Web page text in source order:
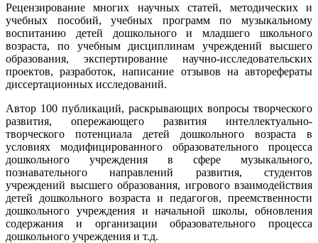
Рецензирование многих научных статей, методических и
учебных пособий, учебных программ по музыкальному
воспитанию детей дошкольного и младшего школьного
возраста, по учебным дисциплинам учреждений высшего
образования, экспертирование научно-исследовательских
проектов, разработок, написание отзывов на авторефераты
диссертационных исследований.
Автор 100 публикаций, раскрывающих вопросы творческого
развития, опережающего развития интеллектуально-
творческого потенциала детей дошкольного возраста в
условиях модифицированного образовательного процесса
дошкольного учреждения в сфере музыкального,
познавательного направлений развития, студентов
учреждений высшего образования, игрового взаимодействия
детей дошкольного возраста и педагогов, преемственности
дошкольного учреждения и начальной школы, обновления
содержания и организации образовательного процесса
дошкольного учреждения и т.д.